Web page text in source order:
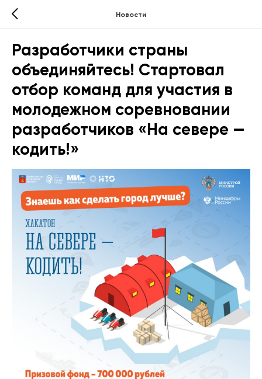
Новости
Разработчики страны
объединяйтесь! Стартовал
отбор команд для участия в
молодежном соревновании
разработчиков «На севере —
кодить!»